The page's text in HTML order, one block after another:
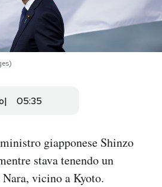
05:35
giapponese Shinzo
stava tenendo un
vicino a Kyoto.